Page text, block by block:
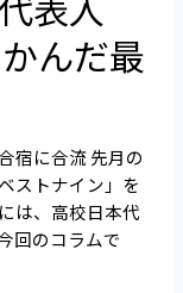
んだ最
に合流 先月の
ストナイン」を
は、高校日本代
回のコラムで